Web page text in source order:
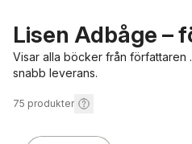
Lisen Adbåge –
Visar alla böcker från författaren
snabb leverans.
75 produkter